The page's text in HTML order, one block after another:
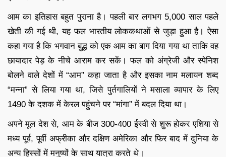
आम का इतिहास बहुत पुराना है। पहली बार लगभग 5,000 साल पहले
खेती की गई थी, यह फल भारतीय लोककथाओं से जुड़ा हुआ है। ऐसा
कहा गया है कि भगवान बुद्ध को एक आम का बाग दिया गया था ताकि वह
छायादार पेड़ के नीचे आराम कर सकें। फल को अंग्रेजी और स्पेनिश
बोलने वाले देशों में “आम” कहा जाता है और इसका नाम मलायन शब्द
“मन्ना” से लिया गया था, जिसे पुर्तगालियों ने मसाला व्यापार के लिए
1490 के दशक में केरल पहुंचने पर “मांगा” में बदल दिया था।
अपने मूल देश से, आम के बीज 300-400 ईस्वी से शुरू होकर एशिया से
मध्य पूर्व, पूर्वी अफ्रीका और दक्षिण अमेरिका और फिर बाद में दुनिया के
अन्य हिस्सों में मनुष्यों के साथ यात्रा करते थे।